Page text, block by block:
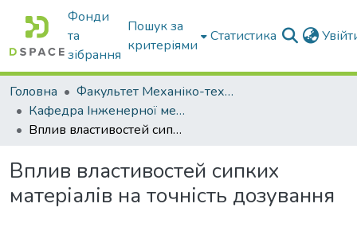
Фонди
та
зібрання
Пошук за
критеріями
Статистика
Головна
Факультет Механіко-технологічний
Кафедра Інженерної механіки та комп'ютерного проектування
Вплив властивостей сипких матеріалів на точність дозування
Вплив властивостей сипких
матеріалів на точність дозування